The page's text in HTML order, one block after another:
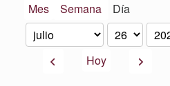
Mes Semana Día
Mes
Día
Año
AnteriorHoy